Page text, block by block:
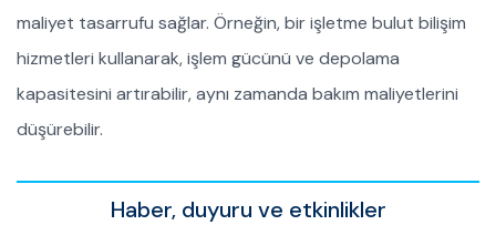
maliyet tasarrufu sağlar. Örneğin, bir işletme bulut bilişim
hizmetleri kullanarak, işlem gücünü ve depolama
kapasitesini artırabilir, aynı zamanda bakım maliyetlerini
düşürebilir.
Haber, duyuru ve etkinlikler